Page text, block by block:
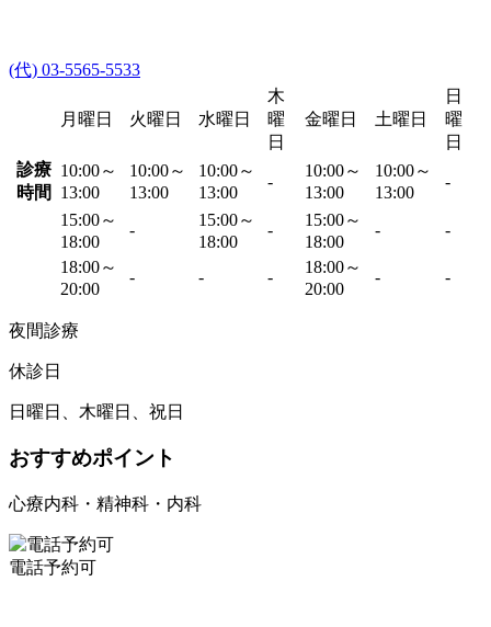
(代) 03-5565-5533
月曜日 火曜日 水曜日
木
曜
日
金曜日 土曜日
日
曜
日
診療
時間
10:00～
13:00
10:00～
13:00
10:00～
13:00
-
10:00～
13:00
10:00～
13:00
-
15:00～
18:00
-
15:00～
18:00
-
15:00～
18:00
-
-
18:00～
20:00
- - -
18:00～
20:00
- -
夜間診療
休診日
日曜日、木曜日、祝日
おすすめポイント
心療内科・精神科・内科
電話予約可